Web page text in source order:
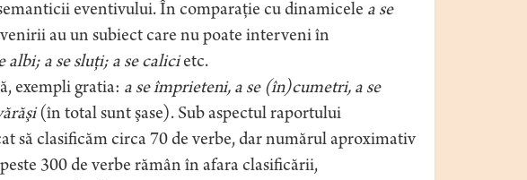
eventivului. În comparaţie cu dinamicele a se
au un subiect care nu poate interveni în
albi; a se sluţi; a se calicietc.
exempli gratia: a se împrieteni, a se (în)cumetri, a se
(în total sunt şase). Sub aspectul raportului
să clasificăm circa 70 de verbe, dar numărul aproximativ
300 de verbe rămân în afara clasificării,